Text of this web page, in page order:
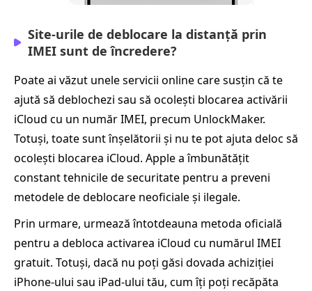
Site-urile de deblocare la distanță prin
IMEI sunt de încredere?
Poate ai văzut unele servicii online care susțin că te
ajută să deblochezi sau să ocolești blocarea activării
iCloud cu un număr IMEI, precum UnlockMaker.
Totuși, toate sunt înșelătorii și nu te pot ajuta deloc să
ocolești blocarea iCloud. Apple a îmbunătățit
constant tehnicile de securitate pentru a preveni
metodele de deblocare neoficiale și ilegale.
Prin urmare, urmează întotdeauna metoda oficială
pentru a debloca activarea iCloud cu numărul IMEI
gratuit. Totuși, dacă nu poți găsi dovada achiziției
iPhone-ului sau iPad-ului tău, cum îți poți recăpăta